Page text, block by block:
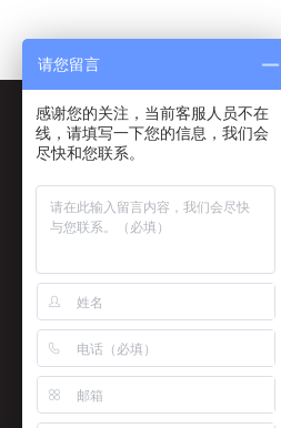
全国统一服务电话
0158-
请您留言
感谢您的关注，当前客服人员不在
线，请填写一下您的信息，我们会
尽快和您联系。